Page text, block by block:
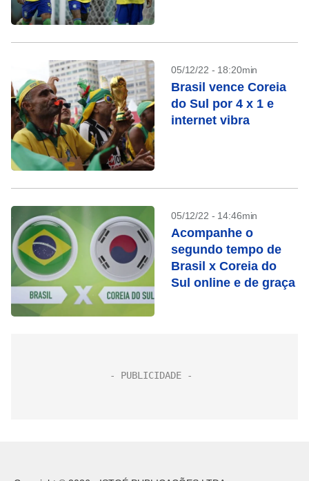
05/12/22 - 18:20min
Brasil vence Coreia
do Sul por 4 x 1 e
internet vibra
05/12/22 - 14:46min
Acompanhe o
segundo tempo de
Brasil x Coreia do
Sul online e de graça